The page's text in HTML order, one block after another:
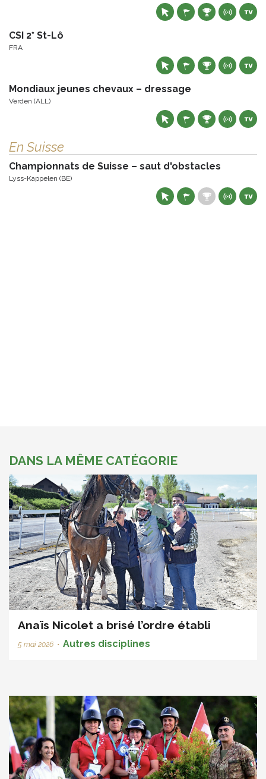
CSI 2* St-Lô
FRA
Mondiaux jeunes chevaux – dressage
Verden (ALL)
En Suisse
Championnats de Suisse – saut d'obstacles
Lyss-Kappelen (BE)
DANS LA MÊME CATÉGORIE
Anaïs Nicolet a brisé l’ordre établi
5 mai 2026 • Autres disciplines